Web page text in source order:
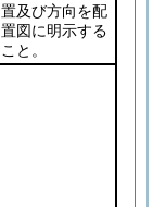
置及び方向を配
置図に明示する
こと。